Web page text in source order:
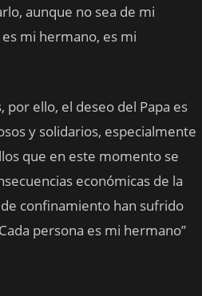
aunque no sea de mi
mi hermano, es mi
por ello, el deseo del Papa es
y solidarios, especialmente
que en este momento se
económicas de la
confinamiento han sufrido
persona es mi hermano”